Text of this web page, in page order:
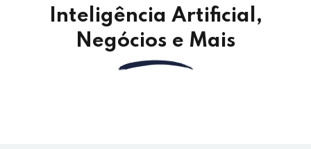
Inteligência Artificial,
Negócios e Mais